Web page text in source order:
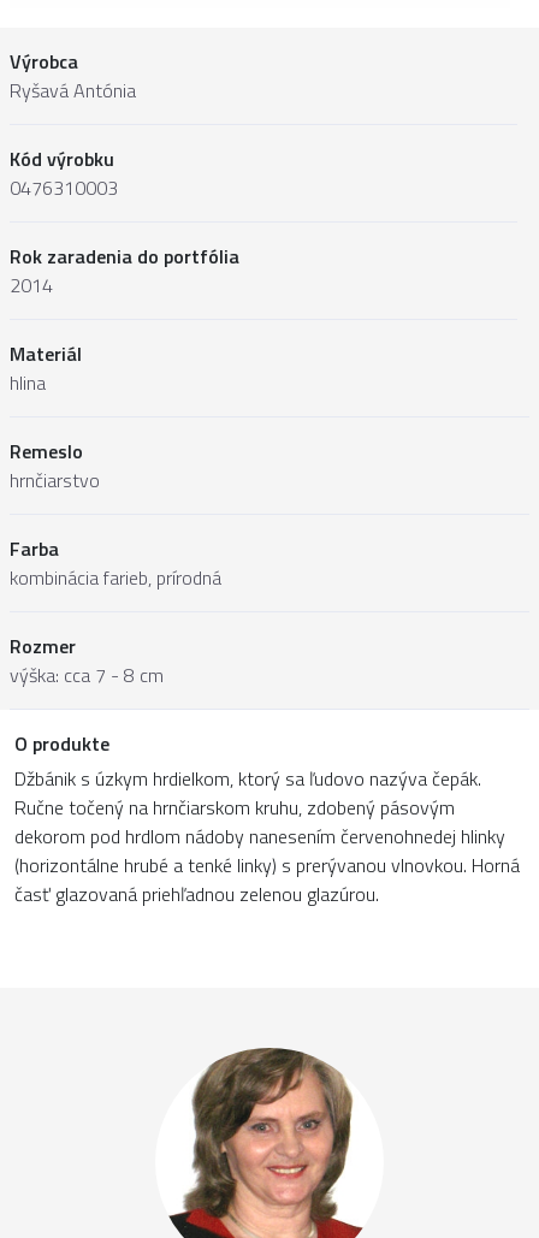
Výrobca
Ryšavá Antónia
Kód výrobku
0476310003
Rok zaradenia do portfólia
2014
Materiál
hlina
Remeslo
hrnčiarstvo
Farba
kombinácia farieb, prírodná
Rozmer
výška: cca 7 - 8 cm
O produkte
Džbánik s úzkym hrdielkom, ktorý sa ľudovo nazýva čepák.
Ručne točený na hrnčiarskom kruhu, zdobený pásovým
dekorom pod hrdlom nádoby nanesením červenohnedej hlinky
(horizontálne hrubé a tenké linky) s prerývanou vlnovkou. Horná
časť glazovaná priehľadnou zelenou glazúrou.